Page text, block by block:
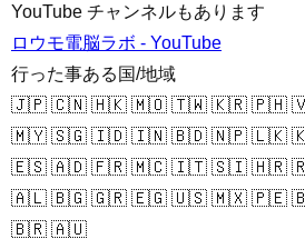
YouTube チャンネルもあります
ロウモ電脳ラボ - YouTube
行った事ある国/地域
🇯🇵 🇨🇳 🇭🇰 🇲🇴 🇹🇼 🇰🇷 🇵🇭
🇲🇾 🇸🇬 🇮🇩 🇮🇳 🇧🇩 🇳🇵 🇱🇰
🇪🇸 🇦🇩 🇫🇷 🇲🇨 🇮🇹 🇸🇮 🇭🇷
🇦🇱 🇧🇬 🇬🇷 🇪🇬 🇺🇸 🇲🇽 🇵🇪
🇧🇷 🇦🇺